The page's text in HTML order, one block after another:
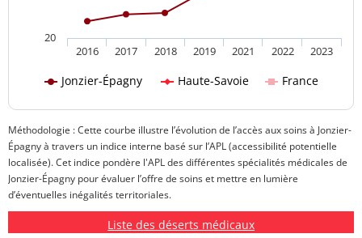
Jonzier-Épagny Haute-Savoie France
2016 2017 2018 2019 2021 2022 2023
20
Méthodologie : Cette courbe illustre l’évolution de l’accès aux soins à Jonzier-
Épagny à travers un indice interne basé sur l’APL (accessibilité potentielle
localisée). Cet indice pondère l'APL des différentes spécialités médicales de
Jonzier-Épagny pour évaluer l’offre de soins et mettre en lumière
d’éventuelles inégalités territoriales.
Liste des déserts médicaux